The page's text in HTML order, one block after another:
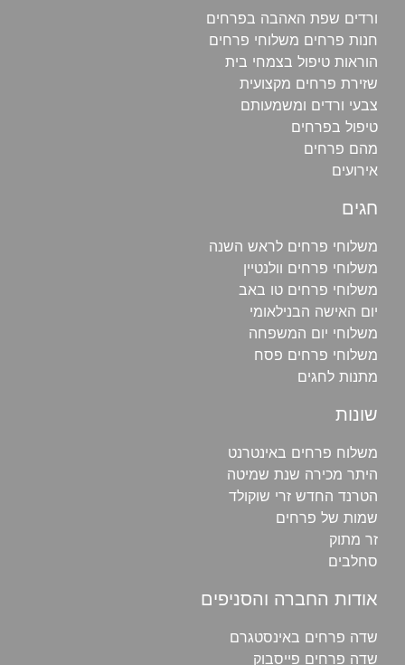
ורדים שפת האהבה בפרחים
חנות פרחים משלוחי פרחים
הוראות טיפול בצמחי בית
שזירת פרחים מקצועית
צבעי ורדים ומשמעותם
טיפול בפרחים
מהם פרחים
אירועים
חגים
משלוחי פרחים לראש השנה
משלוחי פרחים וולנטיין
משלוחי פרחים טו באב
יום האישה הבנילאומי
משלוחי יום המשפחה
משלוחי פרחים פסח
מתנות לחגים
שונות
משלוח פרחים באינטרנט
היתר מכירה שנת שמיטה
הטרנד החדש זרי שוקולד
שמות של פרחים
זר מתוק
סחלבים
אודות החברה והסניפים
שדה פרחים באינסטגרם
שדה פרחים פייסבוק